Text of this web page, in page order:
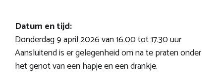
Datum en tijd:
Donderdag 9 april 2026 van 16.00 tot 17.30 uur
Aansluitend is er gelegenheid om na te praten onder
het genot van een hapje en een drankje.